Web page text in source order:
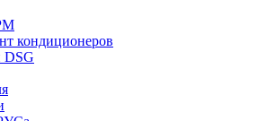
кондиционеров